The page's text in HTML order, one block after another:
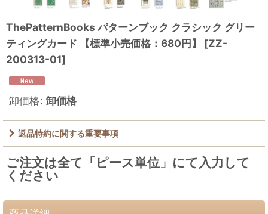
ThePatternBooks パターンブック クラシック グリー
ティングカード 【標準小売価格：680円】
[ZZ-
200313-01]
卸価格: 卸価格
返品特約に関する重要事項
ご注文は全て「ピース単位」にて入力して
ください